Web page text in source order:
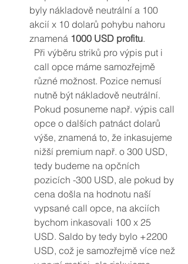
byly nákladově neutrální a 100
akcií x 10 dolarů pohybu nahoru
znamená 1000 USD profitu.
Při výběru striků pro výpis put i
call opce máme samozřejmě
různé možnost. Pozice nemusí
nutně být nákladově neutrální.
Pokud posuneme např. výpis call
opce o dalších patnáct dolarů
výše, znamená to, že inkasujeme
nižší premium např. o 300 USD,
tedy budeme na opčních
pozicích -300 USD, ale pokud by
cena došla na hodnotu naší
vypsané call opce, na akciích
bychom inkasovali 100 x 25
USD. Saldo by tedy bylo +2200
USD, což je samozřejmě více než